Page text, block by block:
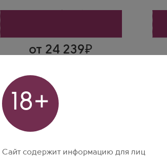
от 24 239
Тинто Фино (Темпранильо)
Через 1-2 дня
Риоха
Роман
гранатовый. Вкус с тонами
вишни, кожи и ванили. Очень
вкусная Риоха.
18+
Сайт содержит информацию для лиц